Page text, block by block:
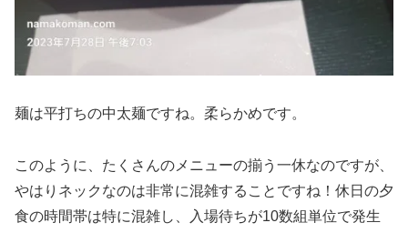
麺は平打ちの中太麺ですね。柔らかめです。
このように、たくさんのメニューの揃う一休なのですが、
やはりネックなのは非常に混雑することですね！休日の夕
食の時間帯は特に混雑し、入場待ちが10数組単位で発生